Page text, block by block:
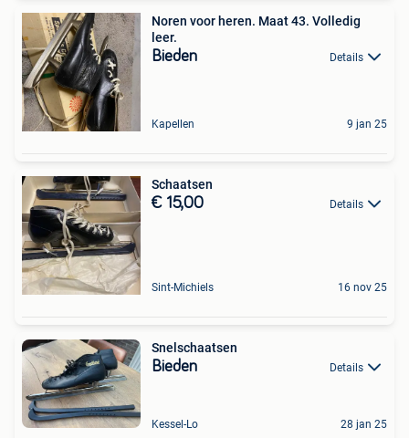
Noren voor heren. Maat 43. Volledig
leer.
Bieden Details
Kapellen 9 jan 25
Schaatsen
€ 15,00 Details
Sint-Michiels 16 nov 25
Snelschaatsen
Bieden Details
Kessel-Lo 28 jan 25